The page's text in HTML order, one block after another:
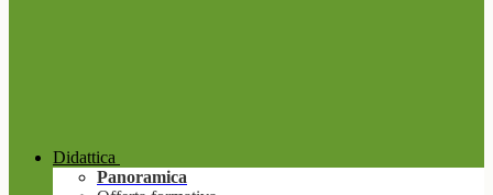
Didattica
Panoramica